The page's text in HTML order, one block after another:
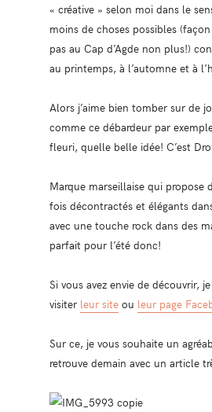
« créative » selon moi dans le
moins de choses possibles
pas au Cap d’Agde non plus!)
au printemps, à l’automne et à
Alors j’aime bien tomber sur de
comme ce débardeur par
fleuri, quelle belle idée! C’est
Marque marseillaise qui propose
fois décontractés et élégants
avec une touche rock dans des
parfait pour l’été donc!
Si vous avez envie de découvrir,
visiter leur siteou leur page
Sur ce, je vous souhaite un
retrouve demain avec un article